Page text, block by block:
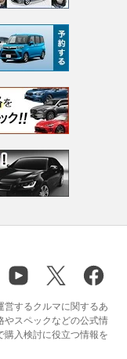
するクルマに関するあ
やスペックなどの公式情
購入検討に役立つ情報を